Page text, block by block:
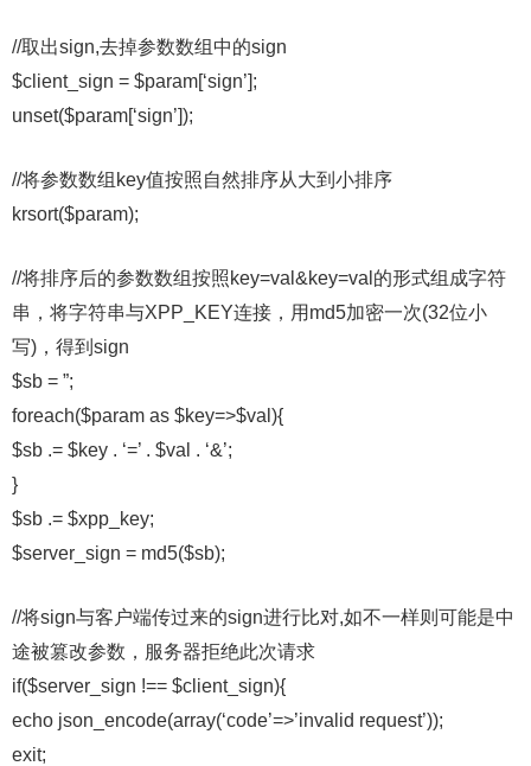
//取出sign,去掉参数数组中的sign
$client_sign = $param[‘sign’];
unset($param[‘sign’]);
//将参数数组key值按照自然排序从大到小排序
krsort($param);
//将排序后的参数数组按照key=val&key=val的形式组成字符
串，将字符串与XPP_KEY连接，用md5加密一次(32位小
写)，得到sign
$sb = ”;
foreach($param as $key=>$val){
$sb .= $key . ‘=’ . $val . ‘&’;
}
$sb .= $xpp_key;
$server_sign = md5($sb);
//将sign与客户端传过来的sign进行比对,如不一样则可能是中
途被篡改参数，服务器拒绝此次请求
if($server_sign !== $client_sign){
echo json_encode(array(‘code’=>’invalid request’));
exit;